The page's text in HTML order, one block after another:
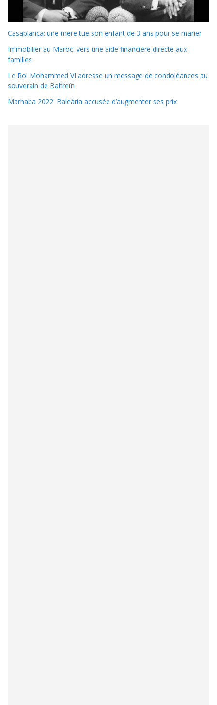
Casablanca: une mère tue son enfant de 3 ans pour se marier
Immobilier au Maroc: vers une aide financière directe aux
familles
Le Roi Mohammed VI adresse un message de condoléances au
souverain de Bahreïn
Marhaba 2022: Baleària accusée d’augmenter ses prix